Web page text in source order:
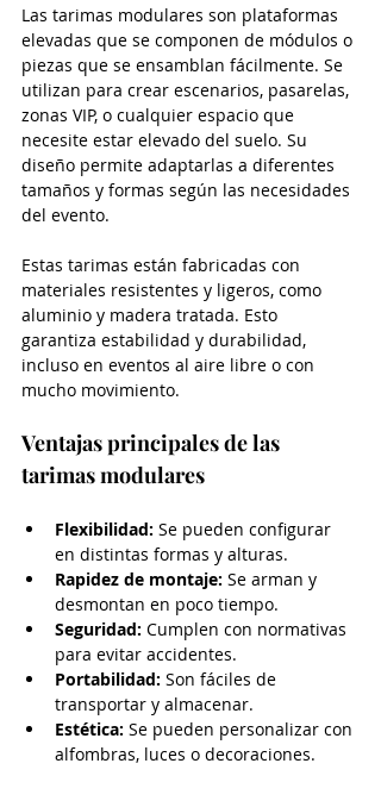
Las tarimas modulares son plataformas
elevadas que se componen de módulos o
piezas que se ensamblan fácilmente. Se
utilizan para crear escenarios, pasarelas,
zonas VIP, o cualquier espacio que
necesite estar elevado del suelo. Su
diseño permite adaptarlas a diferentes
tamaños y formas según las necesidades
del evento.
Estas tarimas están fabricadas con
materiales resistentes y ligeros, como
aluminio y madera tratada. Esto
garantiza estabilidad y durabilidad,
incluso en eventos al aire libre o con
mucho movimiento.
Ventajas principales de las
tarimas modulares
Flexibilidad: Se pueden configurar
en distintas formas y alturas.
Rapidez de montaje: Se arman y
desmontan en poco tiempo.
Seguridad: Cumplen con normativas
para evitar accidentes.
Portabilidad: Son fáciles de
transportar y almacenar.
Estética: Se pueden personalizar con
alfombras, luces o decoraciones.